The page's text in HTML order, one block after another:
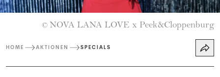
© NOVA LANA LOVE x Peek&Cloppenburg
HOME AKTIONEN SPECIALS